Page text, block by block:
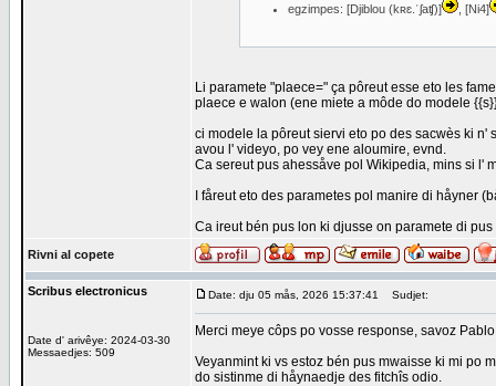
egzimpes: [Djiblou (kʀɛ.ˈʃaʧ)]
, [Ni4]
Li paramete "plaece=" ça pôreut esse eto les
plaece e walon (ene miete a môde do modele
ci modele la pôreut siervi eto po des sacwès ki n'
avou l' videyo, po vey ene aloumire, evnd.
Ca sereut pus ahessåve pol Wikipedia, mins si l'
I fåreut eto des parametes pol manire di håyner
Ca ireut bén pus lon ki djusse on paramete di pus
Rivni al copete
Scribus electronicus
Date d' arivêye: 2024-03-30
Messaedjes: 509
Date: dju 05 mås, 2026 15:37:41 Sudjet:
Merci meye côps po vosse response, savoz
Veyanmint ki vs estoz bén pus mwaisse ki mi po
do sistinme di håynaedje des fitchîs odio.